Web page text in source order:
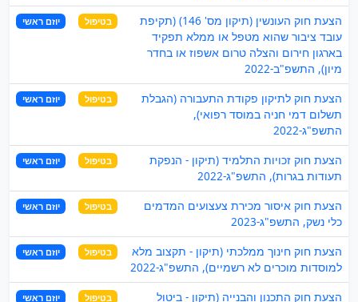
הצעת חוק העונשין (תיקון מס' 146) (תקיפת
עובד ציבור שהוא מטפל או ממלא תפקיד
בארגון חירום והצלה טרום אשפוז או בחדר
מיון), התשפ"ב-2022
בטיפול יוזם ראשי
הצעת חוק לתיקון פקודת התעבורה (הגבלת
תשלום דמי חניה במוסד רפואי),
התשפ"ג-2022
בטיפול יוזם ראשי
הצעת חוק זכויות התלמיד (תיקון - הנפקת
תעודות בגרות), התשפ"ג-2022
בטיפול יוזם ראשי
הצעת חוק איסור מכירת צעצועים המדמים
כלי נשק, התשפ"ג-2023
בטיפול יוזם ראשי
הצעת חוק חינוך ממלכתי (תיקון - תקצוב מלא
למוסדות מוכרים לא רשמיים), התשפ"ג-2022
בטיפול יוזם ראשי
הצעת חוק התכנון והבנייה (תיקון - ביטול
בטיפול יוזם ראשי